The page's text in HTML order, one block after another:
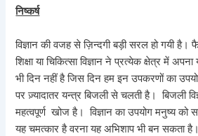
निष्कर्ष
विज्ञान की वजह से ज़िन्दगी बड़ी सरल हो गयी है।
शिक्षा या चिकित्सा विज्ञान ने प्रत्येक क्षेत्र में
भी दिन नहीं है जिस दिन हम इन उपकरणों का
पर ज़्यादातर यन्त्र बिजली से चलती है। बिजली
महत्वपूर्ण खोज है। विज्ञान का उपयोग मनुष्य को
यह चमत्कार है वरना यह अभिशाप भी बन सकता